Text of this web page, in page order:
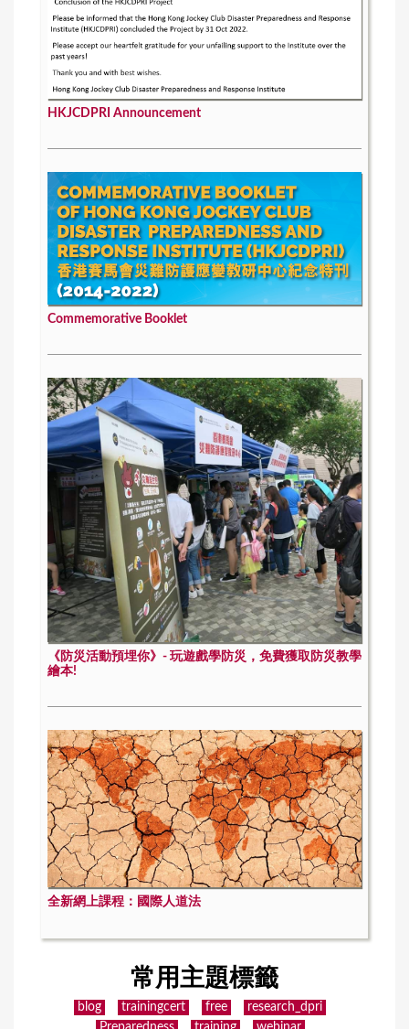
HKJCDPRI Announcement
Commemorative Booklet
《防災活動預埋你》- 玩遊戲學防災，免費獲取防災教學
繪本!
全新網上課程：國際人道法
常用主題標籤
blog trainingcert free
research_dpri